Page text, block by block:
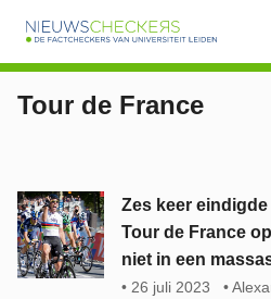
Tour de France
Zes keer
Tour de France
niet in een
26 juli 2023